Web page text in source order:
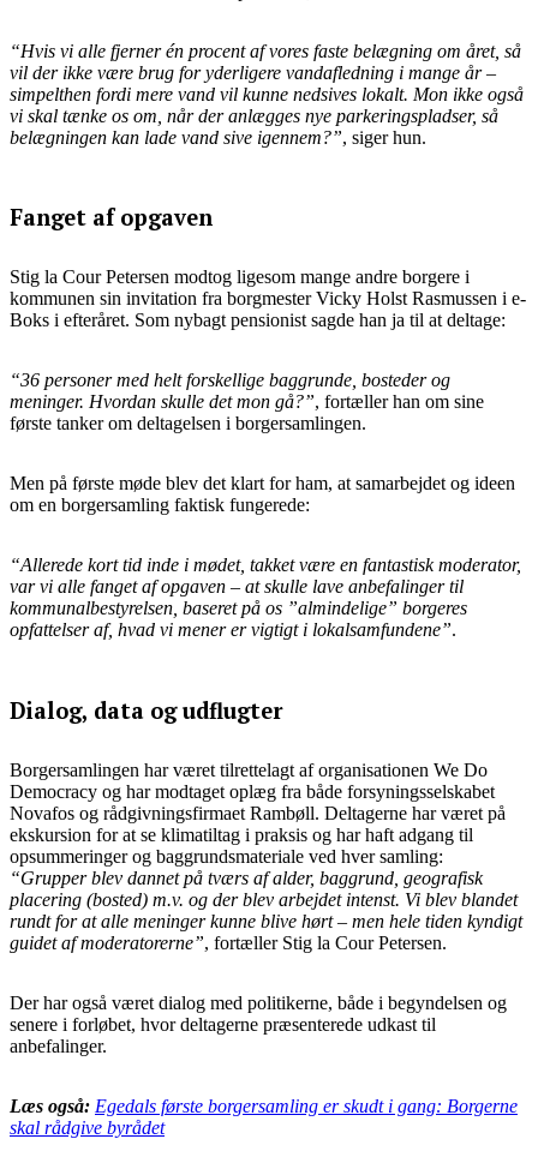
“Hvis vi alle fjerner én procent af vores faste belægning om året, så
vil der ikke være brug for yderligere vandafledning i mange år –
simpelthen fordi mere vand vil kunne nedsives lokalt. Mon ikke også
vi skal tænke os om, når der anlægges nye parkeringspladser, så
belægningen kan lade vand sive igennem?”, siger hun.
Fanget af opgaven
Stig la Cour Petersen modtog ligesom mange andre borgere i
kommunen sin invitation fra borgmester Vicky Holst Rasmussen i e-
Boks i efteråret. Som nybagt pensionist sagde han ja til at deltage:
“36 personer med helt forskellige baggrunde, bosteder og
meninger. Hvordan skulle det mon gå?”, fortæller han om sine
første tanker om deltagelsen i borgersamlingen.
Men på første møde blev det klart for ham, at samarbejdet og ideen
om en borgersamling faktisk fungerede:
“Allerede kort tid inde i mødet, takket være en fantastisk moderator,
var vi alle fanget af opgaven – at skulle lave anbefalinger til
kommunalbestyrelsen, baseret på os ”almindelige” borgeres
opfattelser af, hvad vi mener er vigtigt i lokalsamfundene”.
Dialog, data og udflugter
Borgersamlingen har været tilrettelagt af organisationen We Do
Democracy og har modtaget oplæg fra både forsyningsselskabet
Novafos og rådgivningsfirmaet Rambøll. Deltagerne har været på
ekskursion for at se klimatiltag i praksis og har haft adgang til
opsummeringer og baggrundsmateriale ved hver samling:
“Grupper blev dannet på tværs af alder, baggrund, geografisk
placering (bosted) m.v. og der blev arbejdet intenst. Vi blev blandet
rundt for at alle meninger kunne blive hørt – men hele tiden kyndigt
guidet af moderatorerne”, fortæller Stig la Cour Petersen.
Der har også været dialog med politikerne, både i begyndelsen og
senere i forløbet, hvor deltagerne præsenterede udkast til
anbefalinger.
Læs også: Egedals første borgersamling er skudt i gang: Borgerne
skal rådgive byrådet